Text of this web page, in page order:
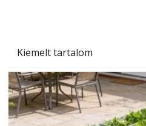
Kiemelt tartalom